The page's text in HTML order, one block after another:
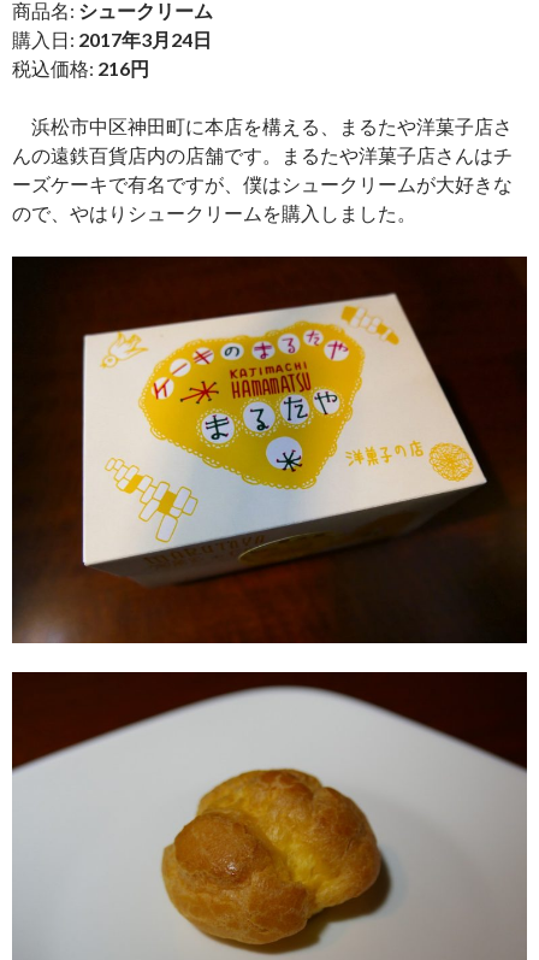
商品名: シュークリーム
購入日: 2017年3月24日
税込価格: 216円
浜松市中区神田町に本店を構える、まるたや洋菓子店さ
んの遠鉄百貨店内の店舗です。まるたや洋菓子店さんはチ
ーズケーキで有名ですが、僕はシュークリームが大好きな
ので、やはりシュークリームを購入しました。